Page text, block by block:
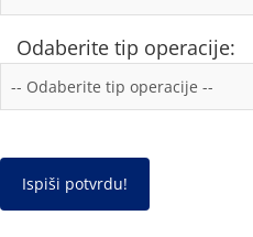
Odaberite tip operacije: